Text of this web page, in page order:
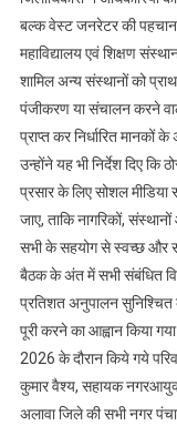
बल्क वेस्ट जनरेटर की
महाविद्यालय एवं शिक्षण
शामिल अन्य संस्थानों को
पंजीकरण या संचालन करने
प्राप्त कर निर्धारित
उन्होंने यह भी निर्देश दिए
प्रसार के लिए सोशल मीडिया
जाए, ताकि नागरिकों,
सभी के सहयोग से स्वच्छ और
बैठक के अंत में सभी संबंधित
प्रतिशत अनुपालन सुनिश्चित
पूरी करने का आह्वान किया
2026 के दौरान किये गये
कुमार वैश्य, सहायक
अलावा जिले की सभी नगर